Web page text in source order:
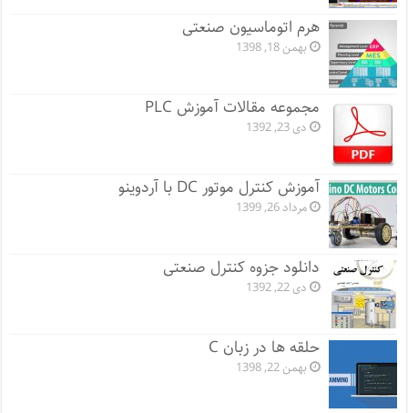
هرم اتوماسیون صنعتی
بهمن 18, 1398
مجموعه مقالات آموزش PLC
دی 23, 1392
آموزش کنترل موتور DC با آردوینو
مرداد 26, 1399
دانلود جزوه کنترل صنعتی
دی 22, 1392
حلقه ها در زبان C
بهمن 22, 1398